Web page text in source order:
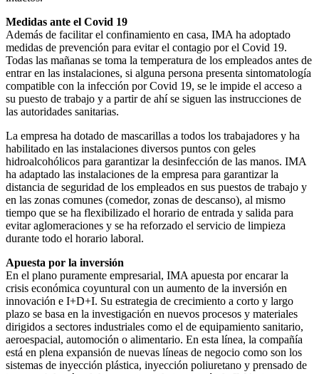
Medidas ante el Covid 19
Además de facilitar el confinamiento en casa, IMA ha adoptado
medidas de prevención para evitar el contagio por el Covid 19.
Todas las mañanas se toma la temperatura de los empleados antes de
entrar en las instalaciones, si alguna persona presenta sintomatología
compatible con la infección por Covid 19, se le impide el acceso a
su puesto de trabajo y a partir de ahí se siguen las instrucciones de
las autoridades sanitarias.
La empresa ha dotado de mascarillas a todos los trabajadores y ha
habilitado en las instalaciones diversos puntos con geles
hidroalcohólicos para garantizar la desinfección de las manos. IMA
ha adaptado las instalaciones de la empresa para garantizar la
distancia de seguridad de los empleados en sus puestos de trabajo y
en las zonas comunes (comedor, zonas de descanso), al mismo
tiempo que se ha flexibilizado el horario de entrada y salida para
evitar aglomeraciones y se ha reforzado el servicio de limpieza
durante todo el horario laboral.
Apuesta por la inversión
En el plano puramente empresarial, IMA apuesta por encarar la
crisis económica coyuntural con un aumento de la inversión en
innovación e I+D+I. Su estrategia de crecimiento a corto y largo
plazo se basa en la investigación en nuevos procesos y materiales
dirigidos a sectores industriales como el de equipamiento sanitario,
aeroespacial, automoción o alimentario. En esta línea, la compañía
está en plena expansión de nuevas líneas de negocio como son los
sistemas de inyección plástica, inyección poliuretano y prensado de